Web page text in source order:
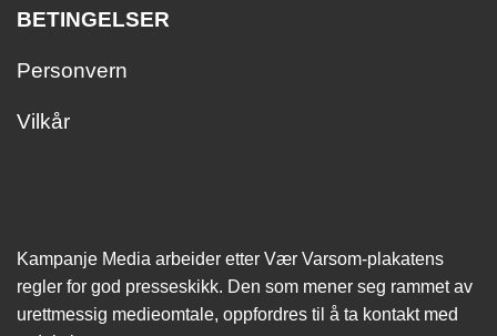
BETINGELSER
Personvern
Vilkår
Kampanje Media arbeider etter Vær Varsom-plakatens
regler for god presseskikk. Den som mener seg rammet av
urettmessig medie­omtale, oppfordres til å ta kontakt med